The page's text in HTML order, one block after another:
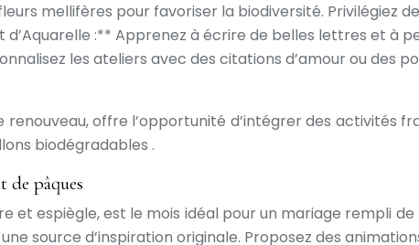
mellifères pour favoriser la biodiversité. Privilégiez
:** Apprenez à écrire de belles lettres et à
les ateliers avec des citations d’amour ou des
renouveau, offre l’opportunité d’intégrer des
biodégradables .
de pâques
et espiègle, est le mois idéal pour un mariage rempli
source d’inspiration originale. Proposez des